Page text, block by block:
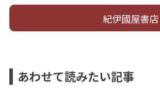
紀伊國屋書店
あわせて読みたい記事